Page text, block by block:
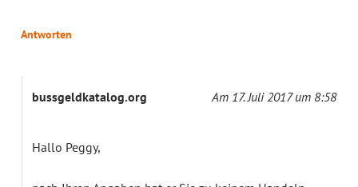
Antworten
bussgeldkatalog.org Am 17. Juli 2017 um 8:58
Hallo Peggy,